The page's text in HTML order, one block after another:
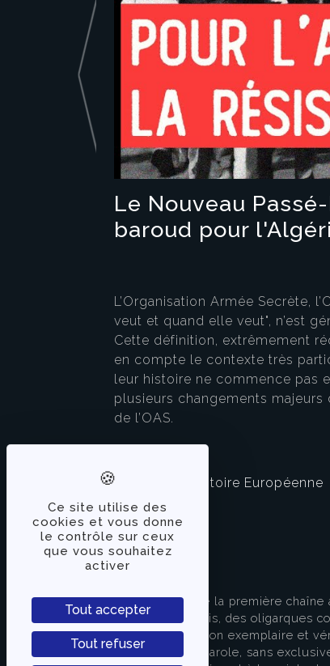
Ce site utilise des
cookies et vous donne
le contrôle sur ceux
que vous souhaitez
activer
Tout accepter
Tout refuser
Le Nouveau
baroud pour
L’Organisation Armée Secrète,
veut et quand elle veut", n’est
Cette définition, extrêmement
en compte le contexte très
leur histoire ne commence pas
plusieurs changements
de l’OAS.
La Revue d'Histoire Européenne
TVLibertés représente la première
indépendante des partis, des oligarques
apporter une information exemplaire et
s’attache à donner la parole, sans